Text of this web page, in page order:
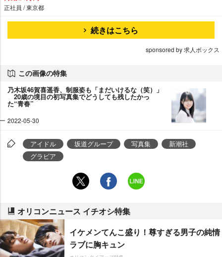
正社員 / 東京都
続きはこちら
sponsored by 求人ボックス
この画像の特集
乃木坂46賀喜遥香、制服姿も「まだいけるな（笑）」
20歳の境目の初写真集でどうしても残したかっ
た“青春”
2022-05-30
アイドル 坂道グループ 写真集
新潮社
グラビア
オリコンニュース イチオシ特集
イケメンてんこ盛り！尊すぎる男子の純情
ラブに胸キュン